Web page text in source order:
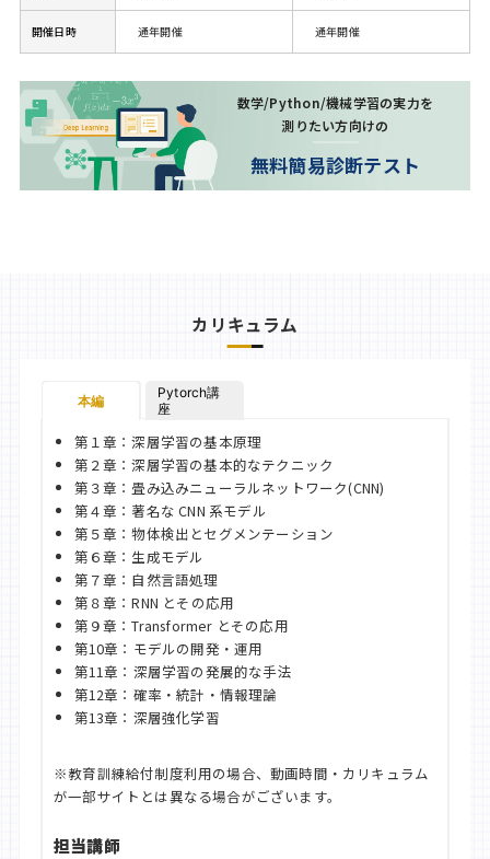
開催日時 通年開催 通年開催
数学/Python/機械学習の実力を
測りたい方向けの
無料簡易診断テスト
カリキュラム
本編
Pytorch講
座
第１章：深層学習の基本原理
第２章：深層学習の基本的なテクニック
第３章：畳み込みニューラルネットワーク(CNN)
第４章：著名な CNN 系モデル
第５章：物体検出とセグメンテーション
第６章：生成モデル
第７章：自然言語処理
第８章：RNN とその応用
第９章：Transformer とその応用
第10章：モデルの開発・運用
第11章：深層学習の発展的な手法
第12章：確率・統計・情報理論
第13章：深層強化学習
※教育訓練給付制度利用の場合、動画時間・カリキュラム
が一部サイトとは異なる場合がございます。
担当講師